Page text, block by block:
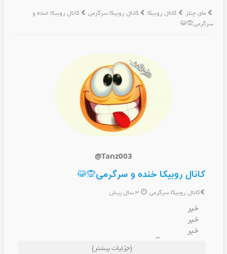
مای چنلز کانال روبیکا کانال روبیکا سرگرمی
کانال روبیکا خنده و
سرگرمی🙊😹
@Tanz003
کانال روبیکا خنده و سرگرمی🙊😹
کانال روبیکا سرگرمی 3 سال پیش
خبر
خبر
خبر
ی خبر خوب 😍
(جزئیات بیشتر)